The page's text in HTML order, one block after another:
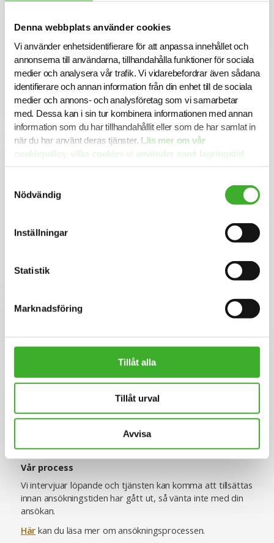
Denna webbplats använder cookies
Vi använder enhetsidentifierare för att anpassa innehållet och
annonserna till användarna, tillhandahålla funktioner för sociala
medier och analysera vår trafik. Vi vidarebefordrar även sådana
identifierare och annan information från din enhet till de sociala
medier och annons- och analysföretag som vi samarbetar
med. Dessa kan i sin tur kombinera informationen med annan
information som du har tillhandahållit eller som de har samlat in
när du har använt deras tjänster. Läs mer om vår
cookiepolicy, vilka cookies vi använder samt lagringstid
här.
Nödvändig
Inställningar
Statistik
Marknadsföring
Tillåt alla
Tillåt urval
Avvisa
CONTACT PERSON
Frida Dalevik
070-207 11 31
Linkedin
Om SJR
SJR är ett av Sveriges ledande och mest erfarna bolag
1993 har vi varit specialiserade inom såväl
personlighetsbedömning som de områden vi rekryterar
krav matcha rätt kompetens med rätt uppdragsgivare. Vi
erbjuder specialistkompetens inom ekonomi och finans,
hållbarhet, kommunikation samt chefspositioner.
hela landet med kontor i Stockholm, Göteborg, Malmö,
Helsingborg och Uppsala. Koncernen består av
North Stockholm, med dotterbolagen SJR in Sweden AB
Life, vilket innebär en ständig strävan efter att skapa
långsiktiga relationer med människor och organisationer i
vårt nätverk.
Vår process
Vi intervjuar löpande och tjänsten kan komma att tillsättas
innan ansökningstiden har gått ut, så vänta inte med din
ansökan.
Här kan du läsa mer om ansökningsprocessen.